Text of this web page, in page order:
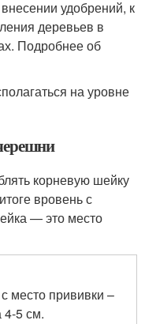
удобрений, к
деревьев в
Подробнее об
на уровне
корневую шейку
вровень с
— это место
место прививки –
5 см.